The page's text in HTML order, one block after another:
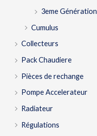
3eme Génération
Cumulus
Collecteurs
Pack Chaudiere
Pièces de rechange
Pompe Accelerateur
Radiateur
Régulations